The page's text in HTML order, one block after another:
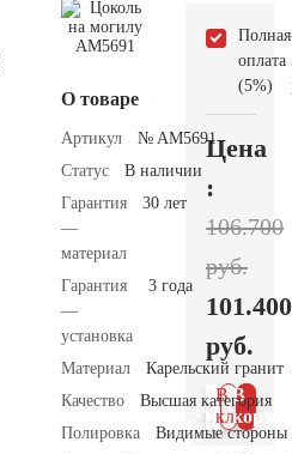
О товаре
Артикул
№ AM5691
Статус
В наличии
Гарантия
—
материал
30 лет
Гарантия
—
установка
3 года
Материал
Карельский гранит
Качество
Высшая категория
Полировка
Видимые стороны
Полная
оплата
(5%)
Цена
:
106.700
руб.
101.400
руб.
В
В 1
клик